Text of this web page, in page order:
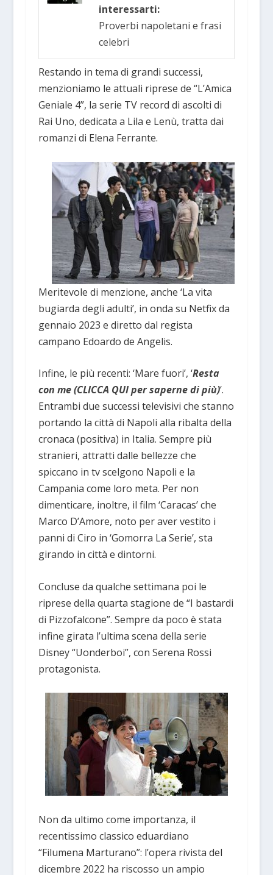
interessarti:
Proverbi napoletani e frasi
celebri
Restando in tema di grandi successi,
menzioniamo le attuali riprese de “L’Amica
Geniale 4”, la serie TV record di ascolti di
Rai Uno, dedicata a Lila e Lenù, tratta dai
romanzi di Elena Ferrante.
Meritevole di menzione, anche ‘La vita
bugiarda degli adulti’, in onda su Netfix da
gennaio 2023 e diretto dal regista
campano Edoardo de Angelis.
Infine, le più recenti: ‘Mare fuori’, ‘Resta
con me (CLICCA QUI per saperne di più)‘.
Entrambi due successi televisivi che stanno
portando la città di Napoli alla ribalta della
cronaca (positiva) in Italia. Sempre più
stranieri, attratti dalle bellezze che
spiccano in tv scelgono Napoli e la
Campania come loro meta. Per non
dimenticare, inoltre, il film ‘Caracas’ che
Marco D’Amore, noto per aver vestito i
panni di Ciro in ‘Gomorra La Serie’, sta
girando in città e dintorni.
Concluse da qualche settimana poi le
riprese della quarta stagione de “I bastardi
di Pizzofalcone”. Sempre da poco è stata
infine girata l’ultima scena della serie
Disney “Uonderboi”, con Serena Rossi
protagonista.
Non da ultimo come importanza, il
recentissimo classico eduardiano
“Filumena Marturano”: l’opera rivista del
dicembre 2022 ha riscosso un ampio